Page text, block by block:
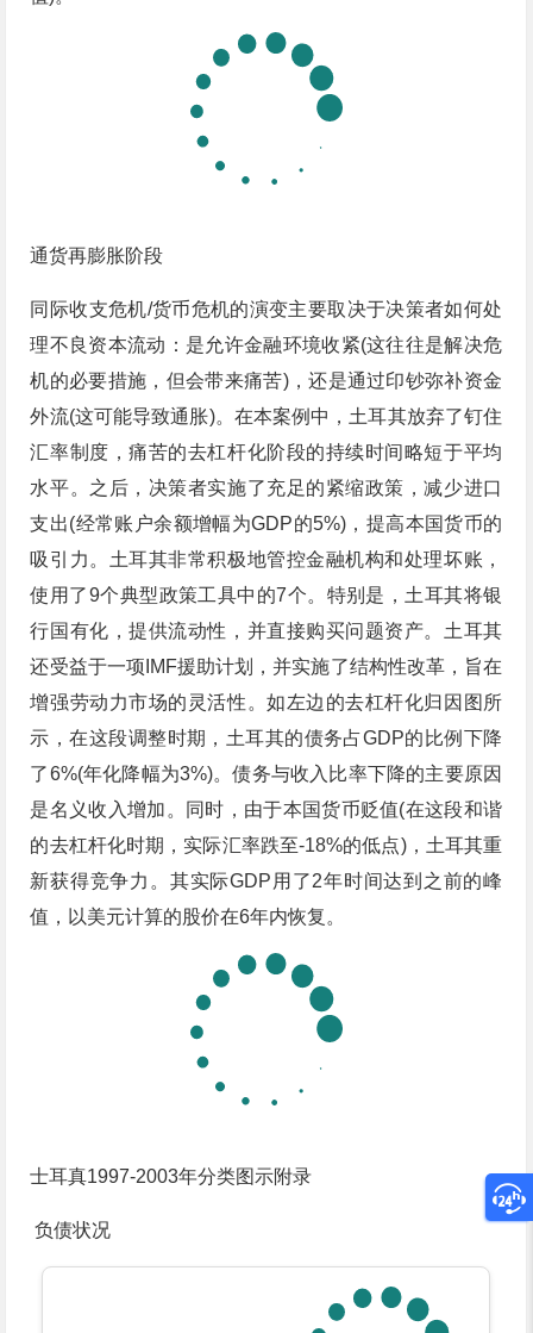
通货再膨胀阶段
同际收支危机/货币危机的演变主要取决于决策者如何处
理不良资本流动：是允许金融环境收紧(这往往是解决危
机的必要措施，但会带来痛苦)，还是通过印钞弥补资金
外流(这可能导致通胀)。在本案例中，土耳其放弃了钉住
汇率制度，痛苦的去杠杆化阶段的持续时间略短于平均
水平。之后，决策者实施了充足的紧缩政策，减少进口
支出(经常账户余额增幅为GDP的5%)，提高本国货币的
吸引力。土耳其非常积极地管控金融机构和处理坏账，
使用了9个典型政策工具中的7个。特别是，土耳其将银
行国有化，提供流动性，并直接购买问题资产。土耳其
还受益于一项IMF援助计划，并实施了结构性改革，旨在
增强劳动力市场的灵活性。如左边的去杠杆化归因图所
示，在这段调整时期，土耳其的债务占GDP的比例下降
了6%(年化降幅为3%)。债务与收入比率下降的主要原因
是名义收入增加。同时，由于本国货币贬值(在这段和谐
的去杠杆化时期，实际汇率跌至-18%的低点)，土耳其重
新获得竞争力。其实际GDP用了2年时间达到之前的峰
值，以美元计算的股价在6年内恢复。
士耳真1997-2003年分类图示附录
负债状况